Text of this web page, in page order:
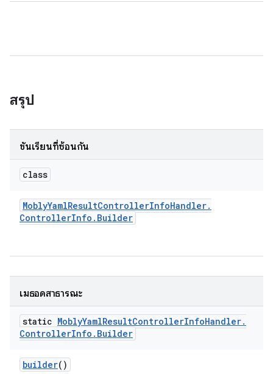
สรุป
ชั้นเรียนที่ซ้อนกัน
class
MoblyYamlResultControllerInfoHandler.
ControllerInfo . Builder
เมธอดสาธารณะ
static MoblyYamlResultControllerInfoHandler.
ControllerInfo . Builder
builder()